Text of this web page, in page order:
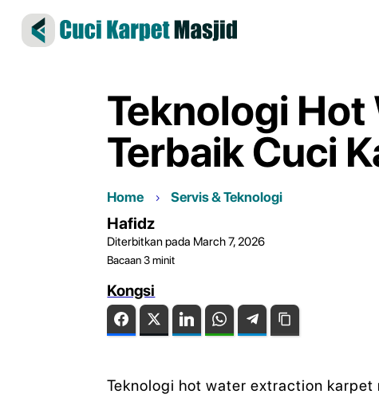
Teknologi Hot
Terbaik Cuci
Home Servis & Teknologi
Hafidz
Diterbitkan pada March 7, 2026
Bacaan 3 minit
Kongsi
FacebookTwitter LinkedIn WhatsAppTelegram
Teknologi hot water extraction